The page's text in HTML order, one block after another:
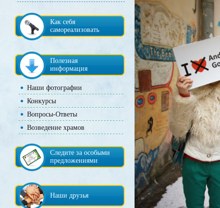
Как себя
самореализовать
Полезная
информация
Наши фотографии
Конкурсы
Вопросы-Ответы
Возведение храмов
Следите за особыми
предложениями
Наши друзья